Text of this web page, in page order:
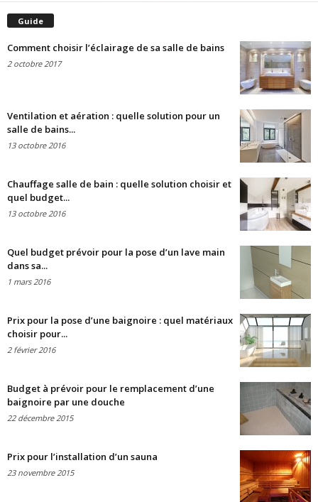
Guide
Comment choisir l’éclairage de sa salle de bains
2 octobre 2017
Ventilation et aération : quelle solution pour un
salle de bains...
13 octobre 2016
Chauffage salle de bain : quelle solution choisir et
quel budget...
13 octobre 2016
Quel budget prévoir pour la pose d’un lave main
dans sa...
1 mars 2016
Prix pour la pose d’une baignoire : quel matériaux
choisir pour...
2 février 2016
Budget à prévoir pour le remplacement d’une
baignoire par une douche
22 décembre 2015
Prix pour l’installation d’un sauna
23 novembre 2015